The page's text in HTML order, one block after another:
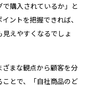
購入されているか」と
ントを把握できれば、
えやすくなるでしょ
まな観点から顧客を分
とで、「自社商品のど